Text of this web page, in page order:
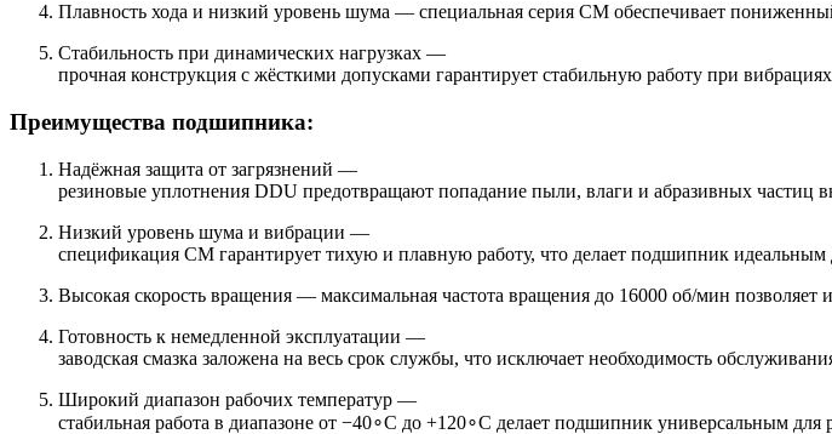
Плавность хода и низкий уровень шума — специальная серия CM обеспечивает
Стабильность при динамических нагрузках —
прочная конструкция с жёсткими допусками гарантирует стабильную работу при
Преимущества подшипника:
Надёжная защита от загрязнений —
резиновые уплотнения DDU предотвращают попадание пыли, влаги и абразивных
Низкий уровень шума и вибрации —
спецификация CM гарантирует тихую и плавную работу, что делает подшипник
Высокая скорость вращения — максимальная частота вращения до 16000 об/мин позволяет
Готовность к немедленной эксплуатации —
заводская смазка заложена на весь срок службы, что исключает необходимость
Широкий диапазон рабочих температур —
стабильная работа в диапазоне от −40∘C до +120∘C делает подшипник универсальным